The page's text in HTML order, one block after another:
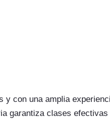
con una amplia
garantiza clases